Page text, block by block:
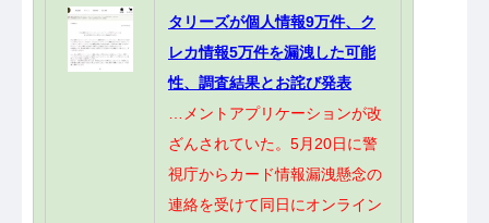
タリーズが個人情報9万件、ク
レカ情報5万件を漏洩した可能
性、調査結果とお詫び発表
…メントアプリケーションが改
ざんされていた。5月20日に警
視庁からカード情報漏洩懸念の
連絡を受けて同日にオンライン